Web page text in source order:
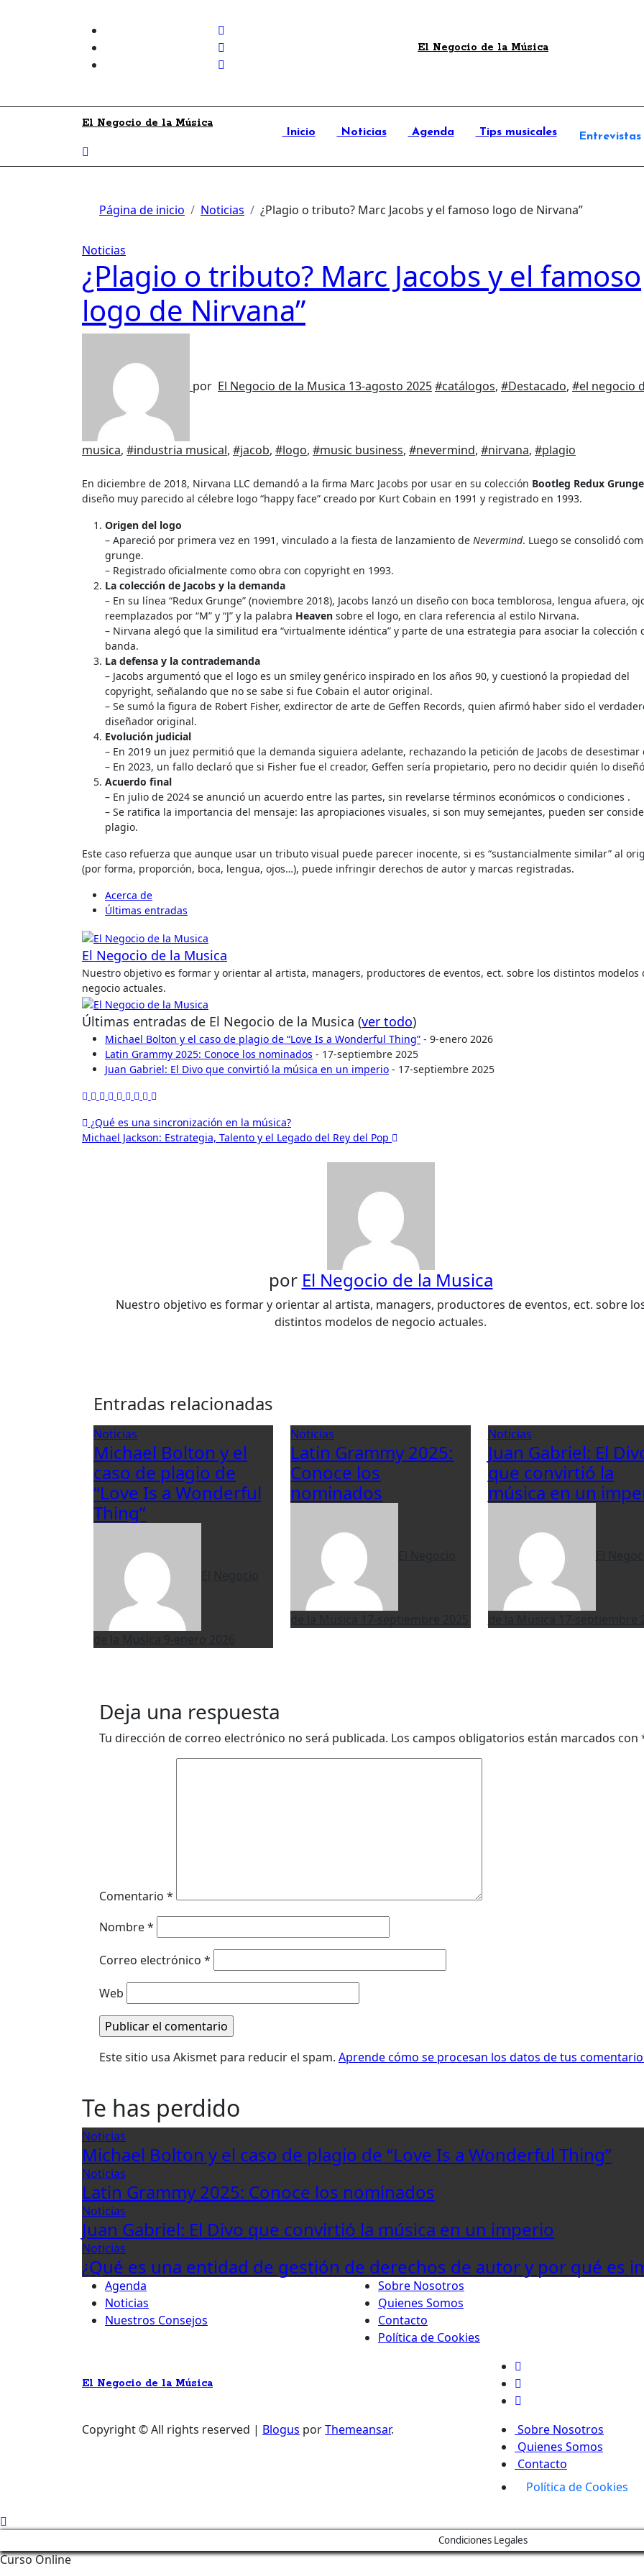
El Negocio de la Música
El Negocio de la Música
Inicio Noticias Agenda Tips musicales Entrevistas
Página de inicio Noticias ¿Plagio o tributo? Marc Jacobs y el famoso logo de Nirvana”
Noticias
¿Plagio o tributo? Marc Jacobs y el famoso
logo de Nirvana”
por El Negocio de la Musica 13-agosto 2025#catálogos, #Destacado, #el negocio
musica, #industria musical, #jacob, #logo, #music business, #nevermind, #nirvana, #plagio
En diciembre de 2018, Nirvana LLC demandó a la firma Marc Jacobs por usar en su colección Bootleg Redux Grunge
diseño muy parecido al célebre logo “happy face” creado por Kurt Cobain en 1991 y registrado en 1993.
Origen del logo
– Apareció por primera vez en 1991, vinculado a la fiesta de lanzamiento de Nevermind. Luego se consolidó
grunge.
– Registrado oficialmente como obra con copyright en 1993.
La colección de Jacobs y la demanda
– En su línea “Redux Grunge” (noviembre 2018), Jacobs lanzó un diseño con boca temblorosa, lengua afuera,
reemplazados por “M” y “J” y la palabra Heaven sobre el logo, en clara referencia al estilo Nirvana.
– Nirvana alegó que la similitud era “virtualmente idéntica” y parte de una estrategia para asociar la colección
banda.
La defensa y la contrademanda
– Jacobs argumentó que el logo es un smiley genérico inspirado en los años 90, y cuestionó la propiedad del
copyright, señalando que no se sabe si fue Cobain el autor original.
– Se sumó la figura de Robert Fisher, exdirector de arte de Geffen Records, quien afirmó haber sido el
diseñador original.
Evolución judicial
– En 2019 un juez permitió que la demanda siguiera adelante, rechazando la petición de Jacobs de desestimar
– En 2023, un fallo declaró que si Fisher fue el creador, Geffen sería propietario, pero no decidir quién lo
Acuerdo final
– En julio de 2024 se anunció un acuerdo entre las partes, sin revelarse términos económicos o condiciones .
– Se ratifica la importancia del mensaje: las apropiaciones visuales, si son muy semejantes, pueden ser
plagio.
Este caso refuerza que aunque usar un tributo visual puede parecer inocente, si es “sustancialmente similar” al
(por forma, proporción, boca, lengua, ojos…), puede infringir derechos de autor y marcas registradas.
Acerca de
Últimas entradas
El Negocio de la Musica
Nuestro objetivo es formar y orientar al artista, managers, productores de eventos, ect. sobre los distintos modelos
negocio actuales.
Últimas entradas de El Negocio de la Musica (ver todo)
Michael Bolton y el caso de plagio de “Love Is a Wonderful Thing” - 9-enero 2026
Latin Grammy 2025: Conoce los nominados - 17-septiembre 2025
Juan Gabriel: El Divo que convirtió la música en un imperio - 17-septiembre 2025
Navegación
¿Qué es una sincronización en la música?
Michael Jackson: Estrategia, Talento y el Legado del Rey del Pop
por El Negocio de la Musica
Nuestro objetivo es formar y orientar al artista, managers, productores de eventos, ect. sobre
distintos modelos de negocio actuales.
Entradas relacionadas
Noticias
Michael Bolton y el
caso de plagio de
“Love Is a Wonderful
Thing”
Noticias
Latin Grammy 2025:
Conoce los
nominados
Noticias
Juan Gabriel: El
que convirtió la
música en un
Deja una respuesta
Tu dirección de correo electrónico no será publicada. Los campos obligatorios están marcados con
Comentario *
Nombre*
Correo electrónico *
Web
Este sitio usa Akismet para reducir el spam. Aprende cómo se procesan los datos de tus
Te has perdido
Noticias
Michael Bolton y el caso de plagio de “Love Is a Wonderful Thing”
Noticias
Latin Grammy 2025: Conoce los nominados
Noticias
Juan Gabriel: El Divo que convirtió la música en un imperio
Noticias
¿Qué es una entidad de gestión de derechos de autor y por qué es
Agenda
Noticias
Nuestros Consejos
Sobre Nosotros
Quienes Somos
Contacto
Política de Cookies
El Negocio de la Música
Copyright © All rights reserved | Blogus porThemeansar.
Sobre Nosotros
Quienes Somos
Contacto
Política de Cookies
Condiciones Legales
Curso Online